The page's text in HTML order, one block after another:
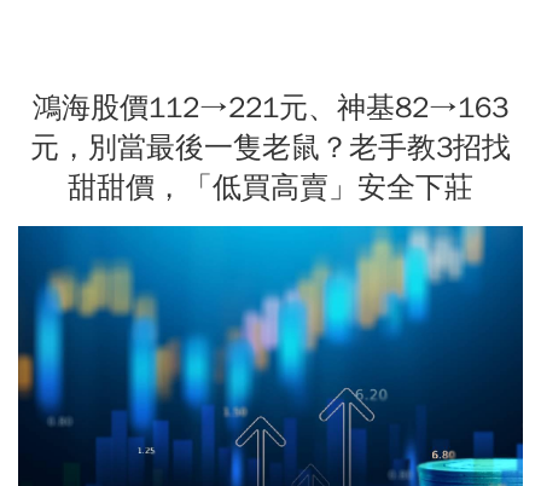
鴻海股價112→221元、神基82→163
元，別當最後一隻老鼠？老手教3招找
甜甜價，「低買高賣」安全下莊